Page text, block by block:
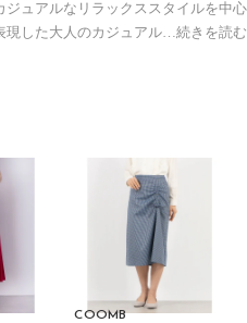
ュアルなリラックススタイルを中
現した大人のカジュアル
続きを読む
COOMB